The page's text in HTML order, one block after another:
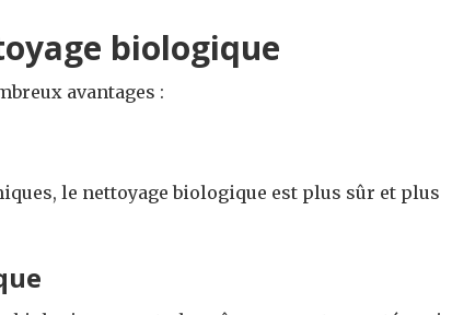
biologique
avantages :
le nettoyage biologique est plus sûr et plus